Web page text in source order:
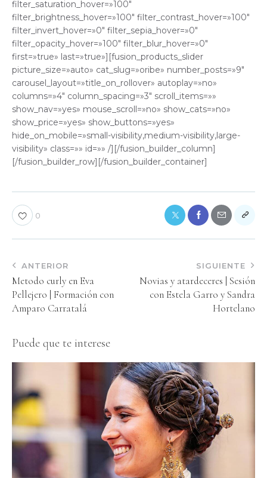
filter_saturation_hover=»100″
filter_brightness_hover=»100″ filter_contrast_hover=»100″
filter_invert_hover=»0″ filter_sepia_hover=»0″
filter_opacity_hover=»100″ filter_blur_hover=»0″
first=»true» last=»true»][fusion_products_slider
picture_size=»auto» cat_slug=»oribe» number_posts=»9″
carousel_layout=»title_on_rollover» autoplay=»no»
columns=»4″ column_spacing=»3″ scroll_items=»»
show_nav=»yes» mouse_scroll=»no» show_cats=»no»
show_price=»yes» show_buttons=»yes»
hide_on_mobile=»small-visibility,medium-visibility,large-
visibility» class=»» id=»» /][/fusion_builder_column]
[/fusion_builder_row][/fusion_builder_container]
0
ANTERIOR
Metodo curly en Eva
Pellejero | Formación con
Amparo Carratalá
SIGUIENTE
Novias y atardeceres | Sesión
con Estela Garro y Sandra
Hortelano
Puede que te interese